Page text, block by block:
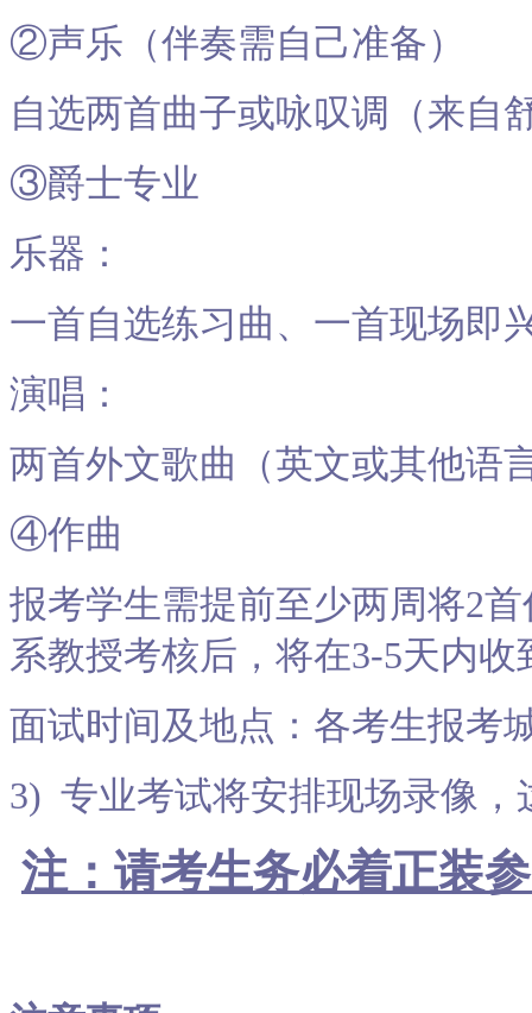
②声乐（伴奏需自己准备）
自选两首曲子或咏叹调（来自
③爵士专业
乐器：
一首自选练习曲、一首现场即
演唱：
两首外文歌曲（英文或其他语
④作曲
报考学生需提前至少两周将2
系教授考核后，将在3-5天内
面试时间及地点：各考生报考
3) 专业考试将安排现场录像
注：请考生务必着正装